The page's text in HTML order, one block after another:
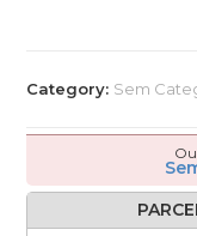
Category: Sem